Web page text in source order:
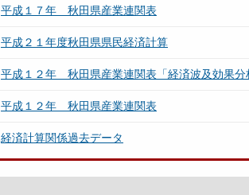
平成１７年 秋田県産業連関表
平成２１年度秋田県県民経済計算
平成１２年 秋田県産業連関表「経済波及効果分
平成１２年 秋田県産業連関表
経済計算関係過去データ